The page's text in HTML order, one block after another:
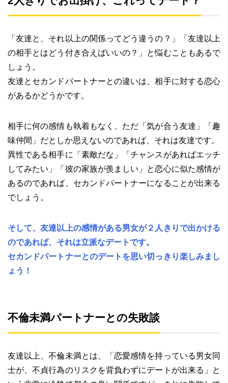
「友達と、それ以上の関係ってどう違うの？」「友達以上
の相手とはどう付き合えばいいの？」と悩むこともあるで
しょう。
友達とセカンドパートナーとの違いは、相手に対する恋心
があるかどうかです。
相手に何の感情も執着もなく、ただ「気が合う友達」「趣
味仲間」だとしか思えないのであれば、それは友達です。
異性である相手に「素敵だな」「チャンスがあればエッチ
してみたい」「彼の家族が羨ましい」と恋心に似た感情が
あるのであれば、セカンドパートナーになることが出来る
でしょう。
そして、友達以上の感情がある男女が２人きりで出かける
のであれば、それは立派なデートです。
セカンドパートナーとのデートを思い切っきり楽しみまし
ょう！
不倫未満パートナーとの失敗談
友達以上、不倫未満とは、「恋愛感情を持っている男女同
士が、不貞行為のリスクを背負わずにデートが出来る」と